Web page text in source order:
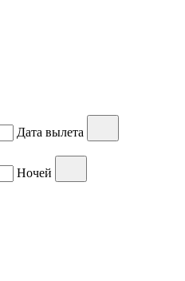
Дата вылета
Ночей